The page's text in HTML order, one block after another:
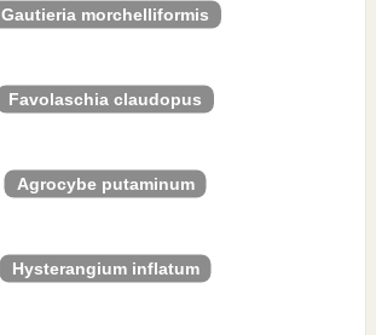
Gautieria morchelliformis
Favolaschia claudopus
Agrocybe putaminum
Hysterangium inflatum